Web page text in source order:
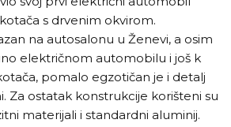
s drvenim okvirom.
na autosalonu u Ženevi, a osim
električnom automobilu i još k
pomalo egzotičan je i detalj
Za ostatak konstrukcije korišteni su
materijali i standardni aluminij.